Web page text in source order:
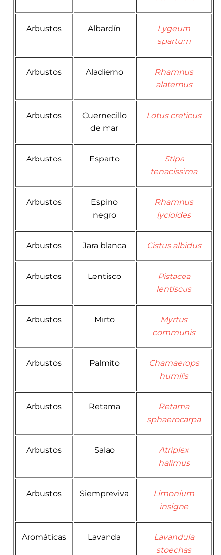
Arbustos Albardín
Lygeum
spartum
Arbustos Aladierno
Rhamnus
alaternus
Arbustos
Cuernecillo
de mar
Lotus creticus
Arbustos Esparto
Stipa
tenacissima
Arbustos
Espino
negro
Rhamnus
lycioides
Arbustos Jara blanca Cistus albidus
Arbustos Lentisco
Pistacea
lentiscus
Arbustos Mirto
Myrtus
communis
Arbustos Palmito
Chamaerops
humilis
Arbustos Retama
Retama
sphaerocarpa
Arbustos Salao
Atriplex
halimus
Arbustos Siempreviva
Limonium
insigne
Aromáticas Lavanda
Lavandula
stoechas